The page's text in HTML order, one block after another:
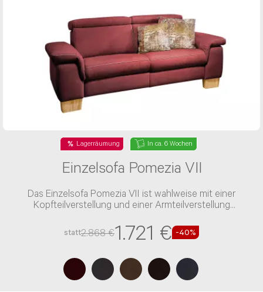
Frau
Vorname*
Nachname*
Telefon*
E-Mail Adresse*
Auftragsnummer ein
Lagerräumung In ca. 6 Wochen
Einzelsofa Pomezia VII
Das Einzelsofa Pomezia VII ist wahlweise mit einer
Kopfteilverstellung und einer Armteilverstellung
statt2.868 €1.721 € -40%